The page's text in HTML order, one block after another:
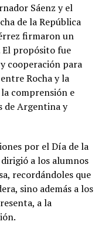
Sáenz y el
de la República
firmaron un
propósito fue
cooperación para
Rocha y la
comprensión e
de Argentina y
por el Día de la
a los alumnos
recordándoles que
sino además a los
a la